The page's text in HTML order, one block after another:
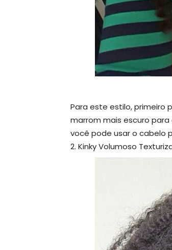
Para este estilo, primeiro
marrom mais escuro
você pode usar o cabelo
2. Kinky Volumoso